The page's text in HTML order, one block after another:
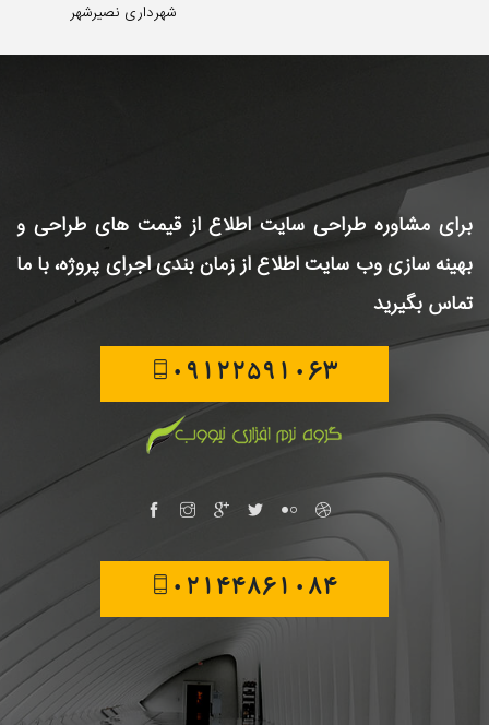
شهرداری نصیرشهر
برای مشاوره طراحی سایتاطلاع از قیمت های طراحی و
بهینه سازی وب سایتاطلاع از زمان بندی اجرای پروژه، با ما
تماس بگیرید
09122591063
02144861084